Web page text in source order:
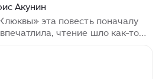
Акунин
эта повесть поначалу
чтение шло как-то